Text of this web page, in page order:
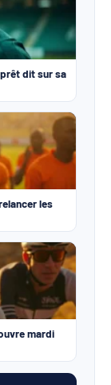
dit sur sa
les
mardi